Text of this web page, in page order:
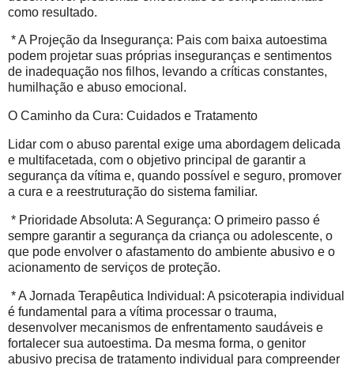
como resultado.
* A Projeção da Insegurança: Pais com baixa autoestima
podem projetar suas próprias inseguranças e sentimentos
de inadequação nos filhos, levando a críticas constantes,
humilhação e abuso emocional.
O Caminho da Cura: Cuidados e Tratamento
Lidar com o abuso parental exige uma abordagem delicada
e multifacetada, com o objetivo principal de garantir a
segurança da vítima e, quando possível e seguro, promover
a cura e a reestruturação do sistema familiar.
* Prioridade Absoluta: A Segurança: O primeiro passo é
sempre garantir a segurança da criança ou adolescente, o
que pode envolver o afastamento do ambiente abusivo e o
acionamento de serviços de proteção.
* A Jornada Terapêutica Individual: A psicoterapia individual
é fundamental para a vítima processar o trauma,
desenvolver mecanismos de enfrentamento saudáveis e
fortalecer sua autoestima. Da mesma forma, o genitor
abusivo precisa de tratamento individual para compreender